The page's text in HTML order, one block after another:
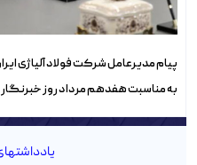
پیام مدیرعامل شرکت فولاد آلیاژی
به مناسبت هفدهم مرداد روز خبرنگار